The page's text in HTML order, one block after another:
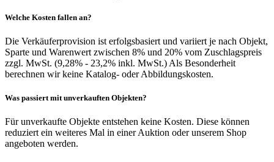
Welche Kosten fallen an?
Die Verkäuferprovision ist erfolgsbasiert und variiert je nach Objekt,
Sparte und Warenwert zwischen 8% und 20% vom Zuschlagspreis
zzgl. MwSt. (9,28% - 23,2% inkl. MwSt.) Als Besonderheit
berechnen wir keine Katalog- oder Abbildungskosten.
Was passiert mit unverkauften Objekten?
Für unverkaufte Objekte entstehen keine Kosten. Diese können
reduziert ein weiteres Mal in einer Auktion oder unserem Shop
angeboten werden.